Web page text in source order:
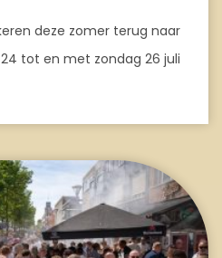
deze zomer terug naar
tot en met zondag 26 juli